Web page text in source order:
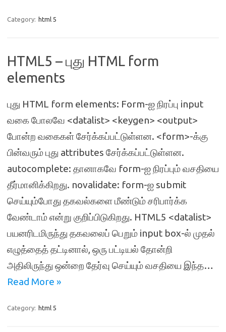
Category: html 5
HTML5 – புது HTML form
elements
புது HTML form elements: Form-ஐ நிரப்பு input
வகை போலவே <datalist> <keygen> <output>
போன்ற வகைகள் சேர்க்கப்பட்டுள்ளன. <form>-க்கு
பின்வரும் புது attributes சேர்க்கப்பட்டுள்ளன.
autocomplete: தானாகவே form-ஐ நிரப்பும் வசதியை
தீர்மானிக்கிறது. novalidate: form-ஐ submit
செய்யும்போது தகவல்களை மீண்டும் சரிபார்க்க
வேண்டாம் என்று குறிப்பிடுகிறது. HTML5 <datalist>
பயனரிடமிருந்து தகவலைப் பெறும் input box-ல் முதல்
எழுத்தைத் தட்டினால், ஒரு பட்டியல் தோன்றி
அதிலிருந்து ஒன்றை தேர்வு செய்யும் வசதியை இந்த…
Read More »
Category: html 5